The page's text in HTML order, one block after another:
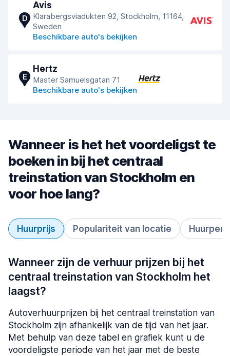
D
Avis
Klarabergsviadukten 92, Stockholm, 11164,
Sweden
Beschikbare auto's bekijken
E
Hertz
Master Samuelsgatan 71
Beschikbare auto's bekijken
Wanneer is het het voordeligst te
boeken in bij het centraal
treinstation van Stockholm en
voor hoe lang?
Huurprijs Populariteit van locatie
Wanneer zijn de verhuur prijzen bij het
centraal treinstation van Stockholm het
laagst?
Autoverhuurprijzen bij het centraal treinstation van
Stockholm zijn afhankelijk van de tijd van het jaar.
Met behulp van deze tabel en grafiek kunt u de
voordeligste periode van het jaar met de beste